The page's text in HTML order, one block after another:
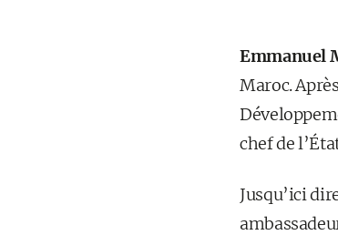
Emmanuel
Maroc.
chef de
Jusqu’ici